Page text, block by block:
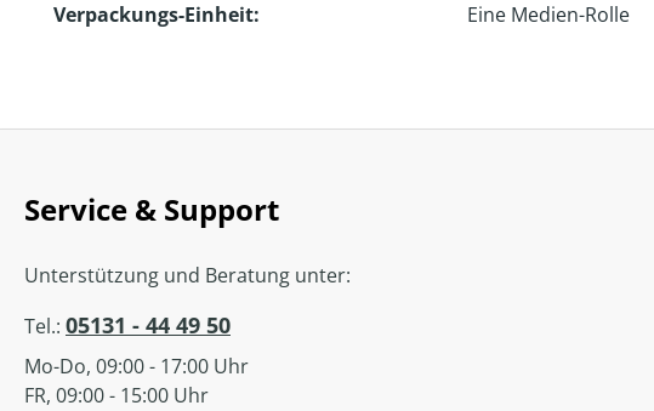
Verpackungs-Einheit:
Eine Medien-Rolle
Service & Support
Unterstützung und Beratung unter:
Tel.: 05131 - 44 49 50
Mo-Do, 09:00 - 17:00 Uhr
FR, 09:00 - 15:00 Uhr